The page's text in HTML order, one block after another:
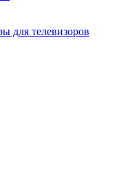
для телевизоров